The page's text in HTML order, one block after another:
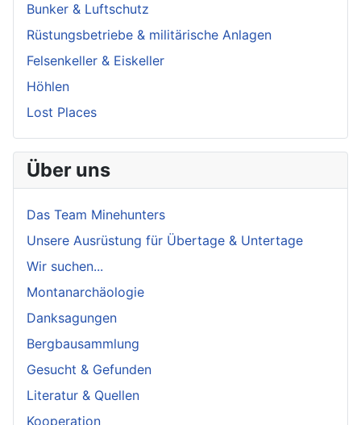
Bunker & Luftschutz
Rüstungsbetriebe & militärische Anlagen
Felsenkeller & Eiskeller
Höhlen
Lost Places
Über uns
Das Team Minehunters
Unsere Ausrüstung für Übertage & Untertage
Wir suchen...
Montanarchäologie
Danksagungen
Bergbausammlung
Gesucht & Gefunden
Literatur & Quellen
Kooperation